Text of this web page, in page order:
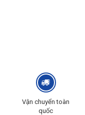
Vận chuyển toàn
quốc